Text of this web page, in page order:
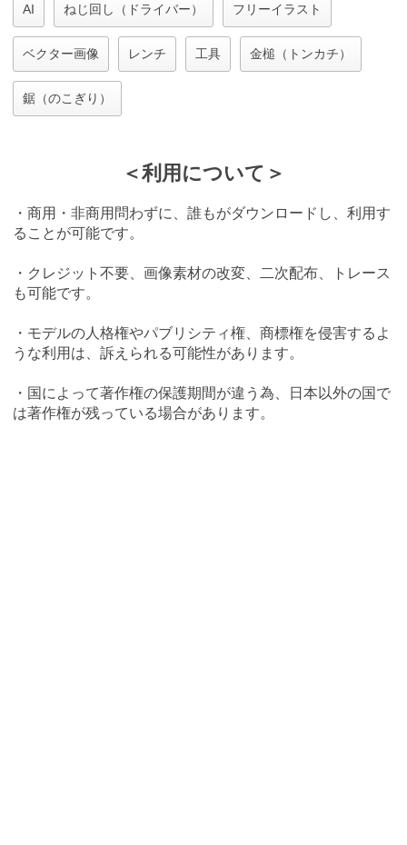
AI ねじ回し（ドライバー） フリーイラスト
ベクター画像 レンチ 工具 金槌（トンカチ）
鋸（のこぎり）
＜利用について＞
・商用・非商用問わずに、誰もがダウンロードし、利用す
ることが可能です。
・クレジット不要、画像素材の改変、二次配布、トレース
も可能です。
・モデルの人格権やパブリシティ権、商標権を侵害するよ
うな利用は、訴えられる可能性があります。
・国によって著作権の保護期間が違う為、日本以外の国で
は著作権が残っている場合があります。